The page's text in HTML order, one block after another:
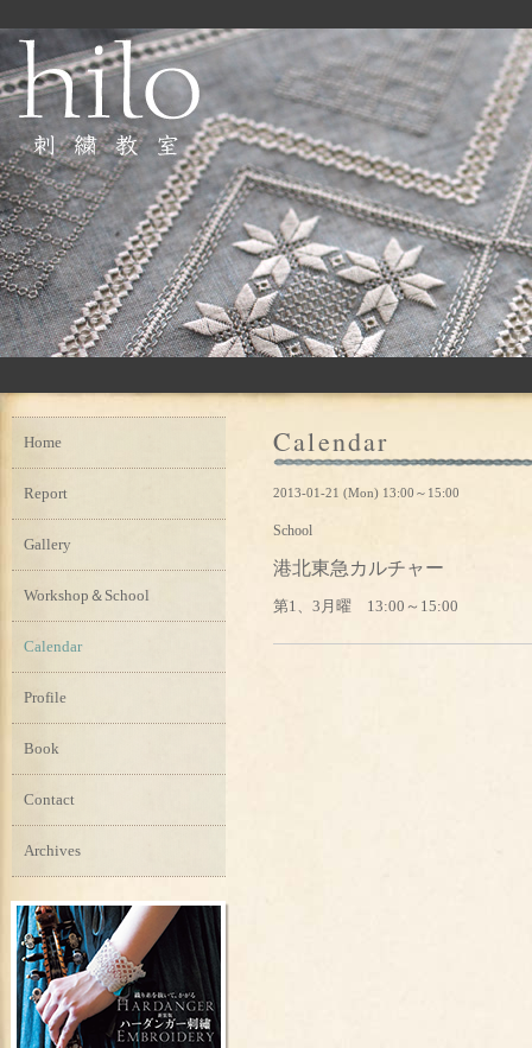
Calendar
2013-01-21 (Mon) 13:00～15:00
School
港北東急カルチャー
第1、3月曜 13:00～15:00
Home
Report
Gallery
Workshop＆School
Calendar
Profile
Book
Contact
Archives